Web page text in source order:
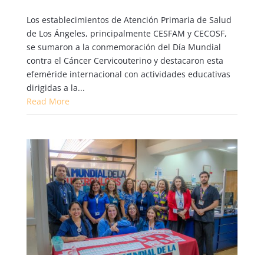
Los establecimientos de Atención Primaria de Salud
de Los Ángeles, principalmente CESFAM y CECOSF,
se sumaron a la conmemoración del Día Mundial
contra el Cáncer Cervicouterino y destacaron esta
efeméride internacional con actividades educativas
dirigidas a la...
Read More